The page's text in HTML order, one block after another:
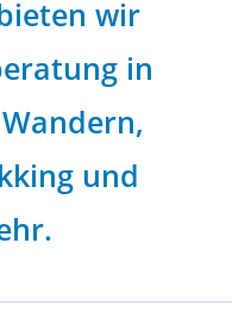
wir
in
und